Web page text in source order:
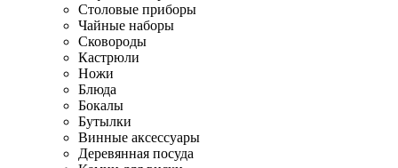
Столовые приборы
Чайные наборы
Сковороды
Кастрюли
Ножи
Блюда
Бокалы
Бутылки
Винные аксессуары
Деревянная посуда